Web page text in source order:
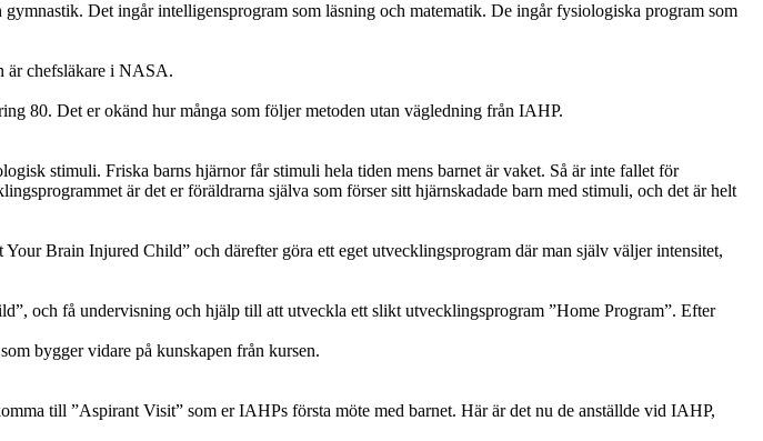
Det ingår intelligensprogram som läsning och matematik. De ingår fysiologiska program som
är chefsläkare i NASA.
80. Det er okänd hur många som följer metoden utan vägledning från IAHP.
stimuli. Friska barns hjärnor får stimuli hela tiden mens barnet är vaket. Så är inte fallet för
är det er föräldrarna själva som förser sitt hjärnskadade barn med stimuli, och det är helt
Brain Injured Child” och därefter göra ett eget utvecklingsprogram där man själv väljer intensitet,
och få undervisning och hjälp till att utveckla ett slikt utvecklingsprogram ”Home Program”. Efter
bygger vidare på kunskapen från kursen.
till ”Aspirant Visit” som er IAHPs första möte med barnet. Här är det nu de anställde vid IAHP,